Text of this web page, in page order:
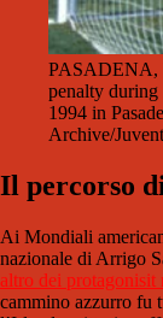
PASADENA,
penalty
1994 in
Archive/
Il percorso
Ai Mondiali
nazionale di Arrigo
altro dei protagonisit
cammino azzurro fu